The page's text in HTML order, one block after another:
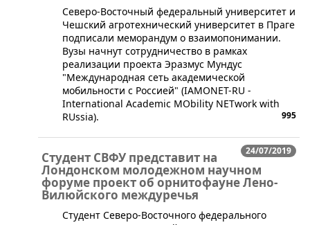
Северо-Восточный федеральный университет и
Чешский агротехнический университет в Праге
подписали меморандум о взаимопонимании.
Вузы начнут сотрудничество в рамках
реализации проекта Эразмус Мундус
"Международная сеть академической
мобильности с Россией" (IAMONET-RU -
International Academic MObility NETwork with
RUssia).
995
24/07/2019
Студент СВФУ представит на
Лондонском молодежном научном
форуме проект об орнитофауне Лено-
Вилюйского междуречья
Студент Северо-Восточного федерального